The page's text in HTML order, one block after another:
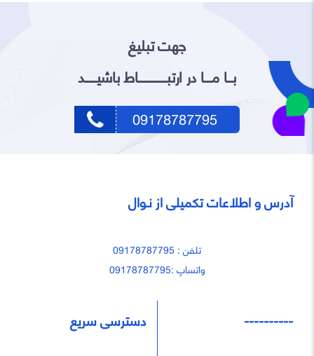
جهت تبلیغ
بـــا مــــا در ارتبـــــــــــــــاط باشیــــــد
09178787795
آدرس و اطلاعات تکمیلی از نـوال
تلفن : 09178787795
واتساپ :09178787795
دسترسی سریع ----------